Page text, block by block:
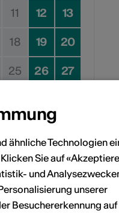
11 12 13
18 19 20
25 26 27
ähnliche Technologien
Sie auf
und
unserer
Besuchererkennung auf